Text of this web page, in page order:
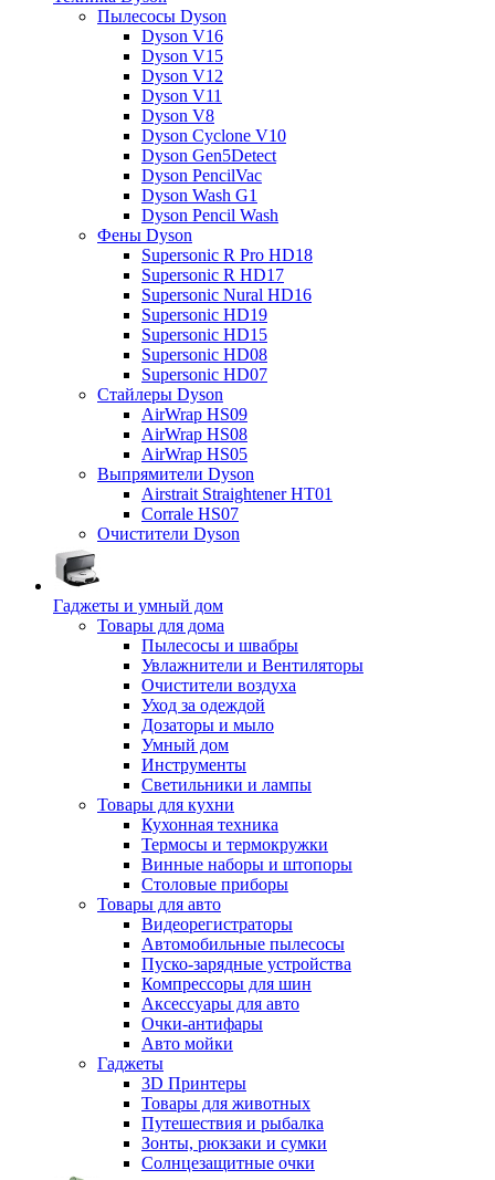
Пылесосы Dyson
Dyson V16
Dyson V15
Dyson V12
Dyson V11
Dyson V8
Dyson Cyclone V10
Dyson Gen5Detect
Dyson PencilVac
Dyson Wash G1
Dyson Pencil Wash
Фены Dyson
Supersonic R Pro HD18
Supersonic R HD17
Supersonic Nural HD16
Supersonic HD19
Supersonic HD15
Supersonic HD08
Supersonic HD07
Стайлеры Dyson
AirWrap HS09
AirWrap HS08
AirWrap HS05
Выпрямители Dyson
Airstrait Straightener HT01
Corrale HS07
Очистители Dyson
Гаджеты и умный дом
Товары для дома
Пылесосы и швабры
Увлажнители и Вентиляторы
Очистители воздуха
Уход за одеждой
Дозаторы и мыло
Умный дом
Инструменты
Светильники и лампы
Товары для кухни
Кухонная техника
Термосы и термокружки
Винные наборы и штопоры
Столовые приборы
Товары для авто
Видеорегистраторы
Автомобильные пылесосы
Пуско-зарядные устройства
Компрессоры для шин
Аксессуары для авто
Очки-антифары
Авто мойки
Гаджеты
3D Принтеры
Товары для животных
Путешествия и рыбалка
Зонты, рюкзаки и сумки
Солнцезащитные очки